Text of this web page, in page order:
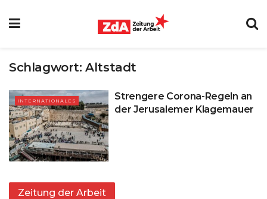
Schlagwort:Altstadt
INTERNATIONALES
Strengere Corona-Regeln an
der Jerusalemer Klagemauer
Zeitung der Arbeit